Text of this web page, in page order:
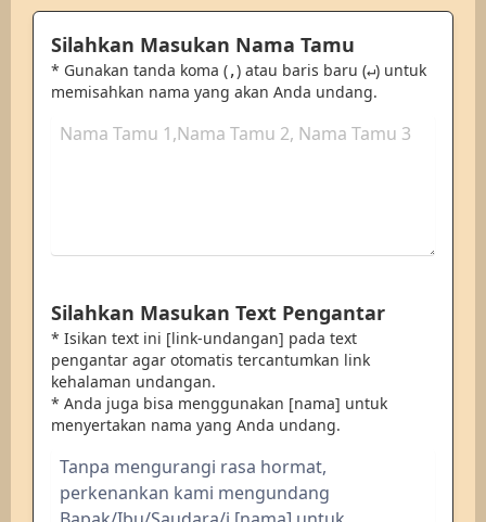
Silahkan Masukan Nama Tamu
* Gunakan tanda koma (,) atau baris baru (↵) untuk
memisahkan nama yang akan Anda undang.
Silahkan Masukan Text Pengantar
* Isikan text ini [link-undangan] pada text
pengantar agar otomatis tercantumkan link
kehalaman undangan.
* Anda juga bisa menggunakan [nama] untuk
menyertakan nama yang Anda undang.